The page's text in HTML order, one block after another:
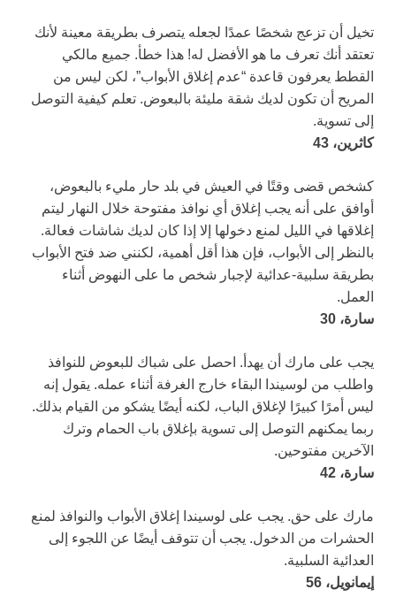
تخيل أن تزعج شخصًا عمدًا لجعله يتصرف بطريقة معينة لأنك
تعتقد أنك تعرف ما هو الأفضل له! هذا خطأ. جميع مالكي
القطط يعرفون قاعدة “عدم إغلاق الأبواب”، لكن ليس من
المريح أن تكون لديك شقة مليئة بالبعوض. تعلم كيفية التوصل
إلى تسوية.
كاثرين، 43
كشخص قضى وقتًا في العيش في بلد حار مليء بالبعوض،
أوافق على أنه يجب إغلاق أي نوافذ مفتوحة خلال النهار ليتم
إغلاقها في الليل لمنع دخولها إلا إذا كان لديك شاشات فعالة.
بالنظر إلى الأبواب، فإن هذا أقل أهمية، لكنني ضد فتح الأبواب
بطريقة سلبية-عدائية لإجبار شخص ما على النهوض أثناء
العمل.
سارة، 30
يجب على مارك أن يهدأ. احصل على شباك للبعوض للنوافذ
واطلب من لوسيندا البقاء خارج الغرفة أثناء عمله. يقول إنه
ليس أمرًا كبيرًا لإغلاق الباب، لكنه أيضًا يشكو من القيام بذلك.
ربما يمكنهم التوصل إلى تسوية بإغلاق باب الحمام وترك
الآخرين مفتوحين.
سارة، 42
مارك على حق. يجب على لوسيندا إغلاق الأبواب والنوافذ لمنع
الحشرات من الدخول. يجب أن تتوقف أيضًا عن اللجوء إلى
العدائية السلبية.
إيمانويل، 56